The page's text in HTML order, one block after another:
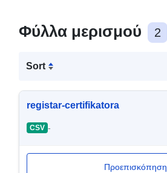
Φύλλα μερισμού 2
Sort
registar-certifikatora
CSV -
Προεπισκόπηση